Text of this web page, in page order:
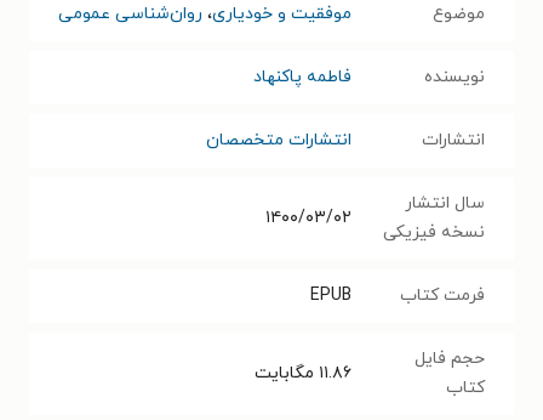
موضوع موفقیت و خودیاری، روان‌شناسی عمومی
نویسنده فاطمه پاکنهاد
انتشارات انتشارات متخصصان
سال انتشار
نسخه فیزیکی
۱۴۰۰/۰۳/۰۲
فرمت کتاب EPUB
حجم فایل
کتاب
۱۱.۸۶ مگابایت